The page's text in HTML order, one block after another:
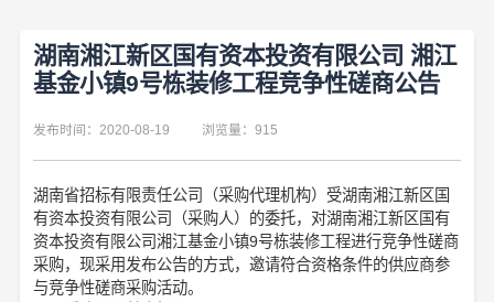
湖南湘江新区国有资本投资有限公司 湘江
基金小镇9号栋装修工程竞争性磋商公告
发布时间：2020-08-19 浏览量：915
湖南省招标有限责任公司（采购代理机构）受湖南湘江新区国
有资本投资有限公司（采购人）的委托，对湖南湘江新区国有
资本投资有限公司湘江基金小镇9号栋装修工程进行竞争性磋商
采购，现采用发布公告的方式，邀请符合资格条件的供应商参
与竞争性磋商采购活动。